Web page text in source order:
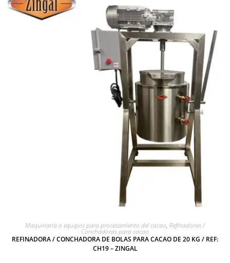
AGREGAR A COTIZACIÓN
Maquinaria o equipos para procesamiento del cacao, Refinadoras /
Conchadoras para cacao
REFINADORA / CONCHADORA DE BOLAS PARA CACAO DE 20 KG / REF:
CH19 – ZINGAL